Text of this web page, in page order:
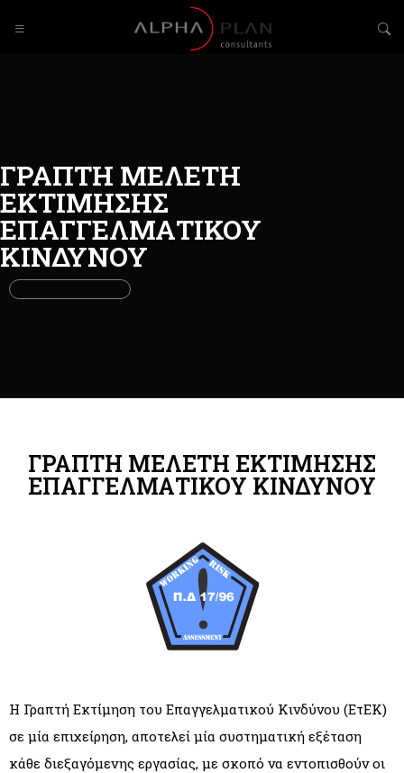
ΓΡΑΠΤΗ ΜΕΛΕΤΗ
ΕΚΤΙΜΗΣΗΣ
ΕΠΑΓΓΕΛΜΑΤΙΚΟΥ
ΚΙΝΔΥΝΟΥ
ΓΡΑΠΤΗ ΜΕΛΕΤΗ ΕΚΤΙΜΗΣΗΣ
ΕΠΑΓΓΕΛΜΑΤΙΚΟΥ ΚΙΝΔΥΝΟΥ
Η Γραπτή Εκτίμηση του Επαγγελματικού Κινδύνου (ΕτΕΚ)
σε μία επιχείρηση, αποτελεί μία συστηματική εξέταση
κάθε διεξαγόμενης εργασίας, με σκοπό να εντοπισθούν οι